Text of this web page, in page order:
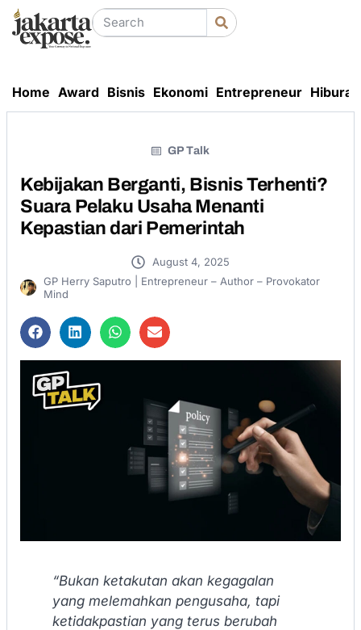
Home Award Bisnis Ekonomi Entrepreneur Hiburan
GP Talk
Kebijakan Berganti, Bisnis Terhenti?
Suara Pelaku Usaha Menanti
Kepastian dari Pemerintah
August 4, 2025
GP Herry Saputro | Entrepreneur – Author – Provokator
Mind
“Bukan ketakutan akan kegagalan
yang melemahkan pengusaha, tapi
ketidakpastian yang terus berubah